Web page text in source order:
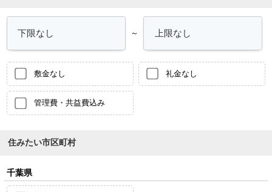
～
敷金なし 礼金なし
管理費・共益費込み
住みたい市区町村
千葉県